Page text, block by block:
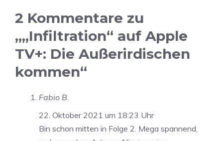
2 Kommentare zu
„„Infiltration“ auf Apple
TV+: Die Außerirdischen
kommen“
Fabio B.
22. Oktober 2021 um 18:23 Uhr
Bin schon mitten in Folge 2. Mega spannend,